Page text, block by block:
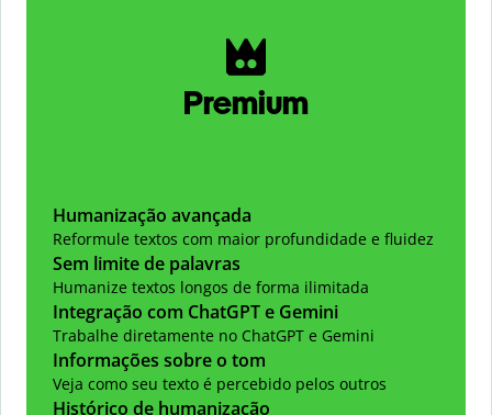
Premium
Humanização avançada
Reformule textos com maior profundidade e fluidez
Sem limite de palavras
Humanize textos longos de forma ilimitada
Integração com ChatGPT e Gemini
Trabalhe diretamente no ChatGPT e Gemini
Informações sobre o tom
Veja como seu texto é percebido pelos outros
Histórico de humanização